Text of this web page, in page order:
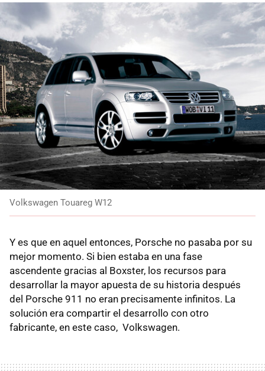
Volkswagen Touareg W12
Y es que en aquel entonces, Porsche no pasaba por su
mejor momento. Si bien estaba en una fase
ascendente gracias al Boxster, los recursos para
desarrollar la mayor apuesta de su historia después
del Porsche 911 no eran precisamente infinitos. La
solución era compartir el desarrollo con otro
fabricante, en este caso, Volkswagen.